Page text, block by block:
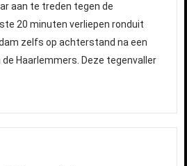
aan te treden tegen de
20 minuten verliepen ronduit
zelfs op achterstand na een
Haarlemmers. Deze tegenvaller